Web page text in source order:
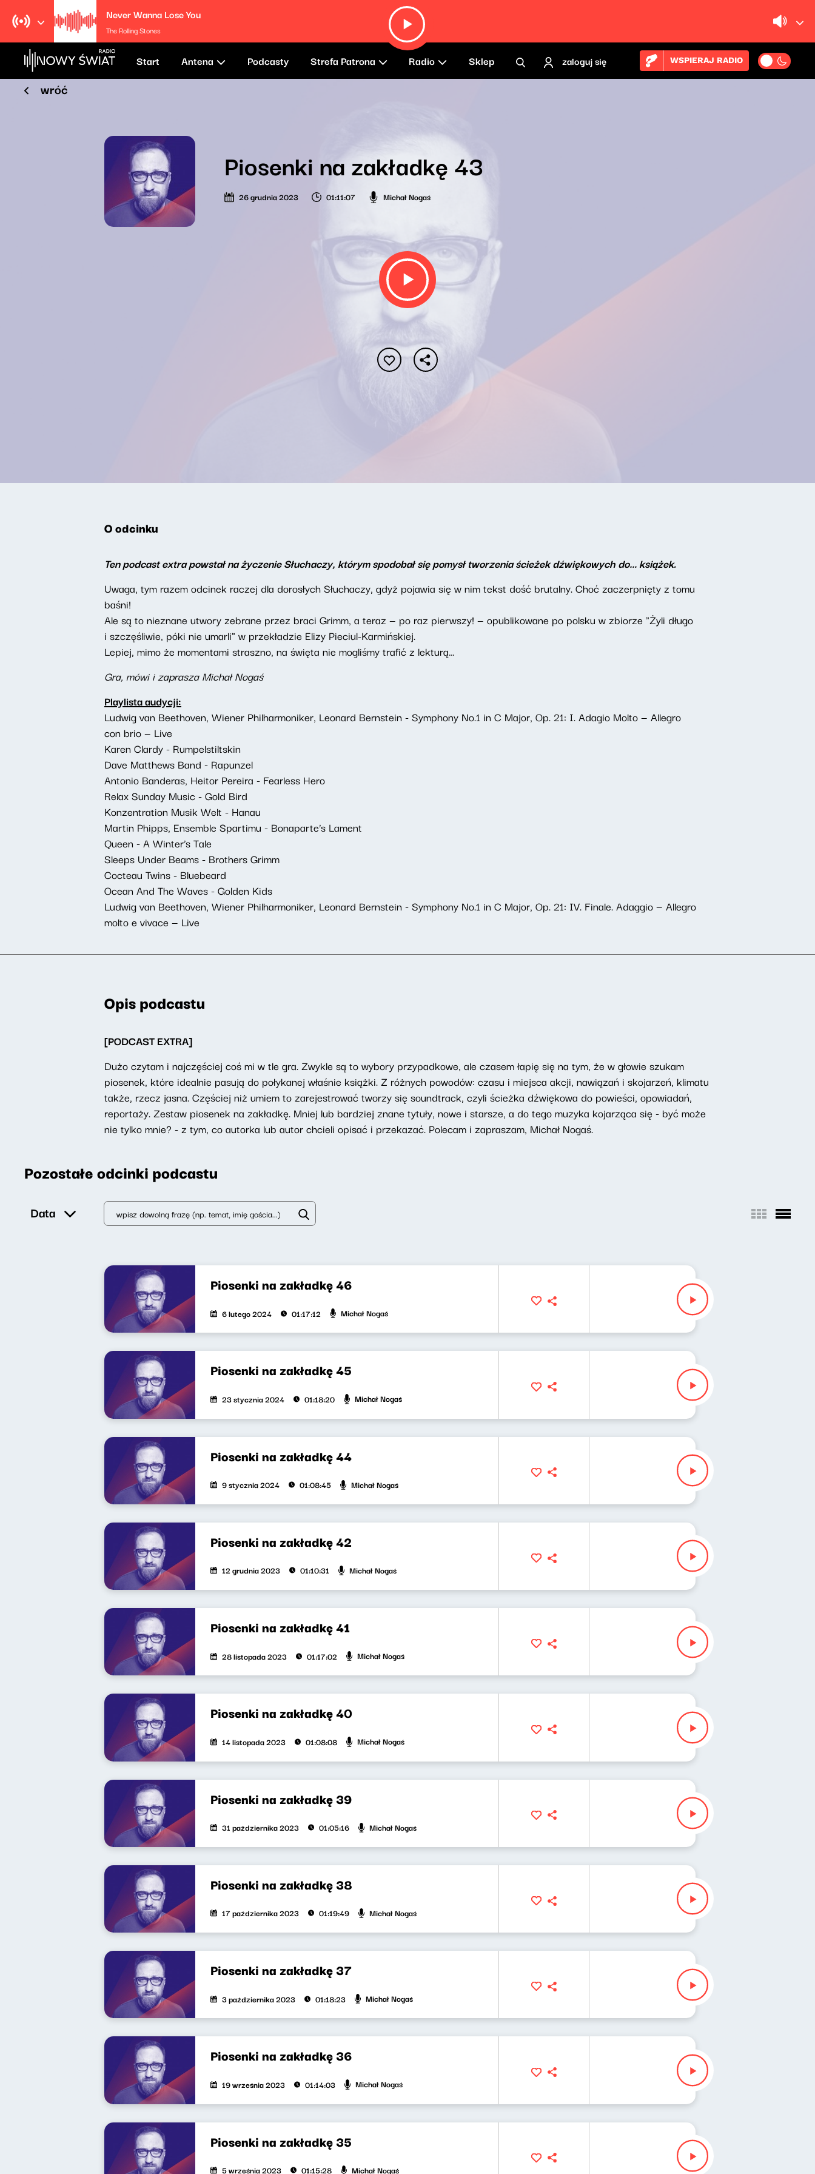
Never Wanna Lose You
The Rolling Stones
Start Antena Podcasty Strefa Patrona Radio Sklep zaloguj się WSPIERAJ RADIO
wróć
Piosenki na zakładkę 43
26 grudnia 2023 01:11:07 Michał Nogaś
O odcinku
Ten podcast extra powstał na życzenie Słuchaczy, którym spodobał się pomysł tworzenia ścieżek dźwiękowych do… książek.
Uwaga, tym razem odcinek raczej dla dorosłych Słuchaczy, gdyż pojawia się w nim tekst dość brutalny. Choć zaczerpnięty z tomu
baśni!
Ale są to nieznane utwory zebrane przez braci Grimm, a teraz — po raz pierwszy! — opublikowane po polsku w zbiorze "Żyli długo
i szczęśliwie, póki nie umarli" w przekładzie Elizy Pieciul-Karmińskiej.
Lepiej, mimo że momentami straszno, na święta nie mogliśmy trafić z lekturą…
Gra, mówi i zaprasza Michał Nogaś
Playlista audycji:
Ludwig van Beethoven, Wiener Philharmoniker, Leonard Bernstein - Symphony No.1 in C Major, Op. 21: I. Adagio Molto — Allegro
con brio — Live
Karen Clardy - Rumpelstiltskin
Dave Matthews Band - Rapunzel
Antonio Banderas, Heitor Pereira - Fearless Hero
Relax Sunday Music - Gold Bird
Konzentration Musik Welt - Hanau
Martin Phipps, Ensemble Spartimu - Bonaparte’s Lament
Queen - A Winter’s Tale
Sleeps Under Beams - Brothers Grimm
Cocteau Twins - Bluebeard
Ocean And The Waves - Golden Kids
Ludwig van Beethoven, Wiener Philharmoniker, Leonard Bernstein - Symphony No.1 in C Major, Op. 21: IV. Finale. Adaggio — Allegro
molto e vivace — Live
Opis podcastu
[PODCAST EXTRA]
Dużo czytam i najczęściej coś mi w tle gra. Zwykle są to wybory przypadkowe, ale czasem łapię się na tym, że w głowie szukam
piosenek, które idealnie pasują do połykanej właśnie książki. Z różnych powodów: czasu i miejsca akcji, nawiązań i skojarzeń, klimatu
także, rzecz jasna. Częściej niż umiem to zarejestrować tworzy się soundtrack, czyli ścieżka dźwiękowa do powieści, opowiadań,
reportaży. Zestaw piosenek na zakładkę. Mniej lub bardziej znane tytuły, nowe i starsze, a do tego muzyka kojarząca się - być może
nie tylko mnie? - z tym, co autorka lub autor chcieli opisać i przekazać. Polecam i zapraszam, Michał Nogaś.
Pozostałe odcinki podcastu
Data
Piosenki na zakładkę 46
6 lutego 2024 01:17:12 Michał Nogaś
Piosenki na zakładkę 45
23 stycznia 2024 01:18:20 Michał Nogaś
Piosenki na zakładkę 44
9 stycznia 2024 01:08:45 Michał Nogaś
Piosenki na zakładkę 42
12 grudnia 2023 01:10:31 Michał Nogaś
Piosenki na zakładkę 41
28 listopada 2023 01:17:02 Michał Nogaś
Piosenki na zakładkę 40
14 listopada 2023 01:08:08 Michał Nogaś
Piosenki na zakładkę 39
31 października 2023 01:05:16 Michał Nogaś
Piosenki na zakładkę 38
17 października 2023 01:19:49 Michał Nogaś
Piosenki na zakładkę 37
3 października 2023 01:18:23 Michał Nogaś
Piosenki na zakładkę 36
19 września 2023 01:14:03 Michał Nogaś
Piosenki na zakładkę 35
5 września 2023 01:15:28 Michał Nogaś